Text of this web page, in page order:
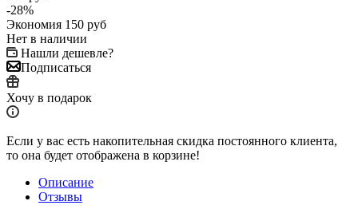
-28%
Экономия 150 руб
Нет в наличии
Нашли дешевле?
Подписаться
Хочу в подарок
Если у вас есть накопительная скидка постоянного клиента,
то она будет отображена в корзине!
Описание
Отзывы